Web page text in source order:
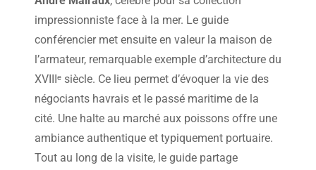
impressionniste face à la mer. Le guide
conférencier met ensuite en valeur la maison de
l’armateur, remarquable exemple d’architecture du
XVIIIᵉ siècle. Ce lieu permet d’évoquer la vie des
négociants havrais et le passé maritime de la
cité. Une halte au marché aux poissons offre une
ambiance authentique et typiquement portuaire.
Tout au long de la visite, le guide partage